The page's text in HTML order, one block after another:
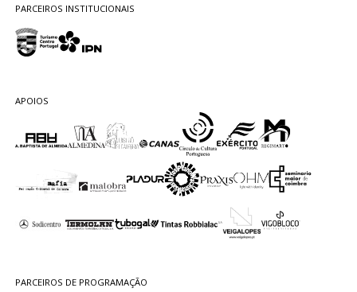
PARCEIROS INSTITUCIONAIS
APOIOS
PARCEIROS DE PROGRAMAÇÃO